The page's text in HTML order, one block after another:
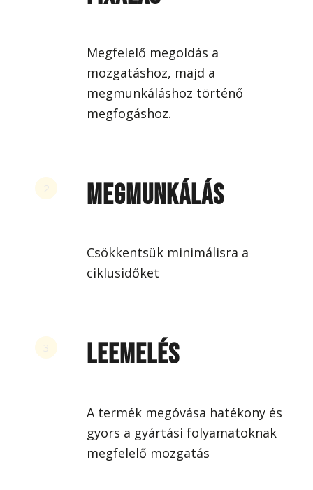
Megfelelő megoldás a
mozgatáshoz, majd a
megmunkáláshoz történő
megfogáshoz.
MEGMUNKÁLÁS
Csökkentsük minimálisra a
ciklusidőket
LEEMELÉS
A termék megóvása hatékony és
gyors a gyártási folyamatoknak
megfelelő mozgatás